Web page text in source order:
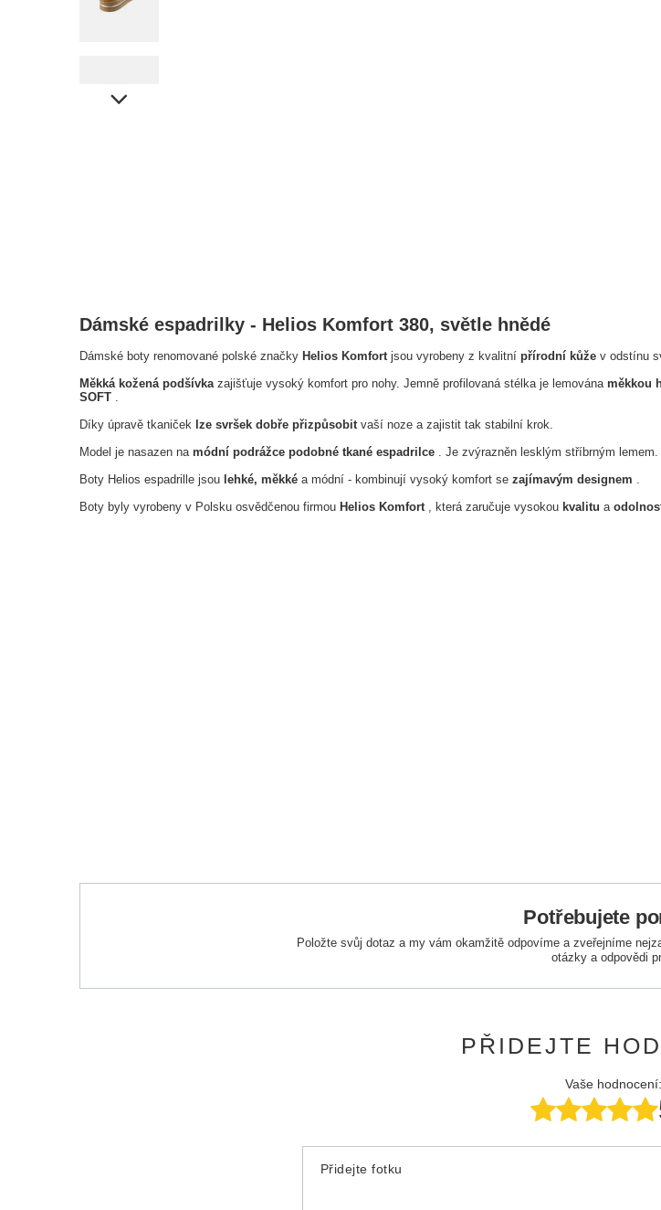
Dámské espadrilky - Helios Komfort 380, světle hnědé
Dámské boty renomované polské značky Helios Komfortjsou vyrobeny z kvalitní přírodní kůže v odstínu
Měkká kožená podšívkazajišťuje vysoký komfort pro nohy. Jemně profilovaná stélka je lemována měkkou
SOFT .
Díky úpravě tkaniček lze svršek dobře přizpůsobitvaší noze a zajistit tak stabilní krok.
Model je nasazen na módní podrážce podobné tkané espadrilce . Je zvýrazněn lesklým stříbrným lemem.
Boty Helios espadrille jsou lehké, měkké a módní - kombinují vysoký komfort se zajímavým designem .
Boty byly vyrobeny v Polsku osvědčenou firmou Helios Komfort, která zaručuje vysokou kvalitu a
Potřebujete
Položte svůj dotaz a my vám okamžitě odpovíme a zveřejníme
otázky a odpovědi
PŘIDEJTE
Vaše hodnocení:
Přidejte fotku